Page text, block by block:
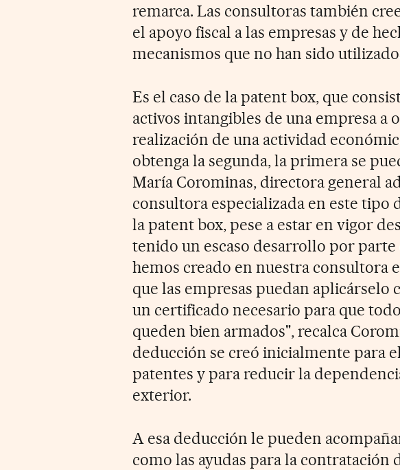
remarca. Las consultoras también
el apoyo fiscal a las empresas y de
mecanismos que no han sido
Es el caso de la patent box, que
activos intangibles de una empresa a
realización de una actividad
obtenga la segunda, la primera se
María Corominas, directora general
consultora especializada en este tipo
la patent box, pese a estar en vigor
tenido un escaso desarrollo por parte
hemos creado en nuestra consultora
que las empresas puedan aplicárselo
un certificado necesario para que
queden bien armados", recalca
deducción se creó inicialmente para
patentes y para reducir la
exterior.
A esa deducción le pueden
como las ayudas para la contratación